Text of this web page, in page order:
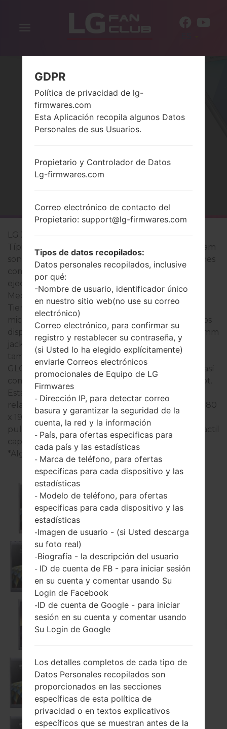
Alternar
navegación
LA SERIELG X CAM
LG X cam
Típicamente, los dispositivos de la serie de LG X cam
son similares en apariencia y tienen especificaciones
comunes. Los modelos de la serie de LG X cam se
ejecuta en un Octa-core 1.14 GHz Cortex-A53,
Mediatek MT6753 que tiene on 2GB de RAM.
Tienen 16GB de la memoria interna y soportan
microSD, hasta 256 GB (usa la ranura de SIM 2). Los
dispositivos de la serie de LG X cam tienen un 3.5mm
jack y soportan Bluetooth versión 4.2, A2DP, LE,
también tienen la tecnología de GPS de A-GPS,
GLONASS. El puerto USB soporta microUSB 2.0, así
como Wi-Fi802.11b/g/n, Wi-Fi Direct, DLNA, hotspot.
Esta serie usa la pantalla de 5.2 pulgadas (~68.7%
relación pantalla-cuerpo) con la resolución de 1080
x 1920 píxeles (~424 densidad de píxeles por
pulgada) y el tipo de pantalla IPS LCD pantalla tactil
capacitiva.
*Algunos datos pueden diferir.
F690K
F690L
F690S
K580
GDPR
Política de privacidad de lg-
firmwares.com
Esta Aplicación recopila algunos Datos
Personales de sus Usuarios.
Propietario y Controlador de Datos
Lg-firmwares.com
Correo electrónico de contacto del
Propietario: support@lg-firmwares.com
Tipos de datos recopilados:
Datos personales recopilados, inclusive
por qué:
-Nombre de usuario, identificador único
en nuestro sitio web(no use su correo
electrónico)
Correo electrónico, para confirmar su
registro y restablecer su contraseña, y
(si Usted lo ha elegido explícitamente)
enviarle Correos electrónicos
promocionales de Equipo de LG
Firmwares
- Dirección IP, para detectar correo
basura y garantizar la seguridad de la
cuenta, la red y la información
- País, para ofertas especificas para
cada país y las estadísticas
- Marca de teléfono, para ofertas
especificas para cada dispositivo y las
estadísticas
- Modelo de teléfono, para ofertas
especificas para cada dispositivo y las
estadísticas
-Imagen de usuario - (si Usted descarga
su foto real)
-Biografía - la descripción del usuario
- ID de cuenta de FB - para iniciar sesión
en su cuenta y comentar usando Su
Login de Facebook
-ID de cuenta de Google - para iniciar
sesión en su cuenta y comentar usando
Su Login de Google
Los detalles completos de cada tipo de
Datos Personales recopilados son
proporcionados en las secciones
específicas de esta política de
privacidad o en textos explicativos
específicos que se muestran antes de la